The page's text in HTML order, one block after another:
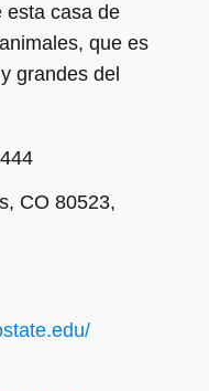
esta casa de
que es
grandes del
CO 80523,